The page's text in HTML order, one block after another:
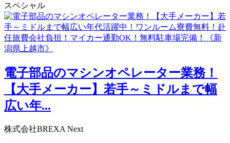
スペシャル
電子部品のマシンオペレーター業務！
【大手メーカー】若手～ミドルまで幅
広い年...
株式会社BREXA Next